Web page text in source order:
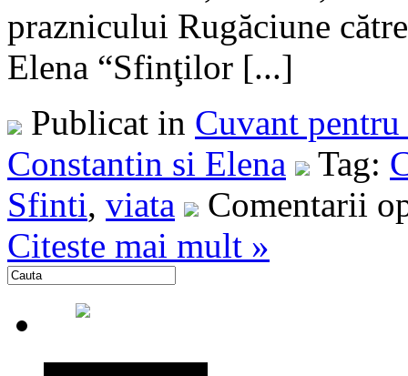
praznicului Rugăciune
Elena “Sfinţilor [...]
Publicat in Cuvant
Constantin si Elena
Tag:
Sfinti, viata
Comentarii
Citeste mai mult »